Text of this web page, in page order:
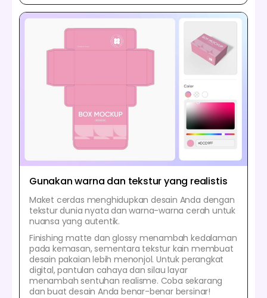
Gunakan warna dan tekstur yang realistis
Maket cerdas menghidupkan desain Anda dengan
tekstur dunia nyata dan warna-warna cerah untuk
nuansa yang autentik.
Finishing matte dan glossy menambah kedalaman
pada kemasan, sementara tekstur kain membuat
desain pakaian lebih menonjol. Untuk perangkat
digital, pantulan cahaya dan silau layar
menambah sentuhan realisme. Coba sekarang
dan buat desain Anda benar-benar bersinar!